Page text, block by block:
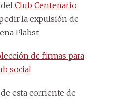
Club Centenario
la expulsión de
Plabst.
de firmas para
social
esta corriente de